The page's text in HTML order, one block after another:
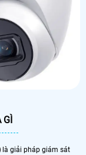
là giải pháp giám sát